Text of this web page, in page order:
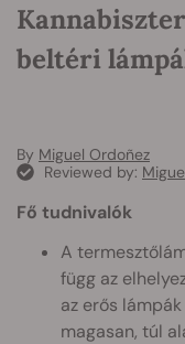
beltéri
By Miguel Ordoñez
Reviewed by:
Fő tudnivalók
A
függ az
az erős
magasan, túl